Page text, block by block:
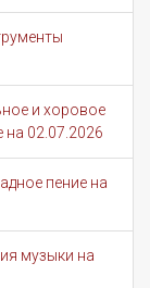
и хоровое
на 02.07.2026
пение на
музыки на